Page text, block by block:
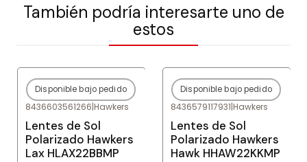
También podría interesarte uno de
estos
-80%OFF
Agotado
Disponible bajo pedido
8436603561266|Hawkers
Lentes de Sol
Polarizado Hawkers
Lax HLAX22BBMP
-77%OFF
Agotado
Disponible bajo pedido
8436579117931|Hawkers
Lentes de Sol
Polarizado Hawkers
Hawk HHAW22KKMP